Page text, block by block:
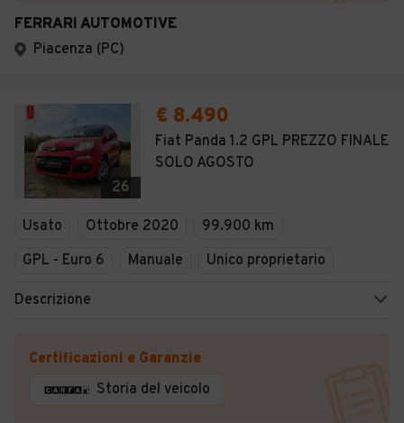
FERRARI AUTOMOTIVE
Piacenza (PC)
26
€ 8.490
Fiat Panda 1.2 GPL PREZZO FINALE
SOLO AGOSTO
Usato Ottobre 2020
99.900 km
GPL - Euro 6
Manuale Unico proprietario
Descrizione
Certificazioni e Garanzie
Storia del veicolo